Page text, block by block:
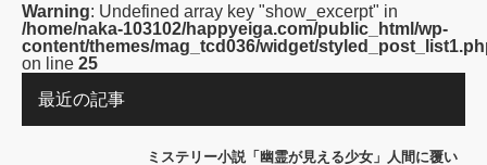
Warning: Undefined array key "show_excerpt" in
/home/naka-103102/happyeiga.com/public_html/wp-
content/themes/mag_tcd036/widget/
on line 25
最近の記事
ミステリー小説「幽霊が見える少女」人間に覆い